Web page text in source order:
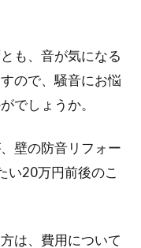
ある？
いる場合、最初からインタ
らがお得？
も、音が気になる
ので、騒音にお悩
でしょうか。
壁の防音リフォー
い20万円前後のこ
は、費用について